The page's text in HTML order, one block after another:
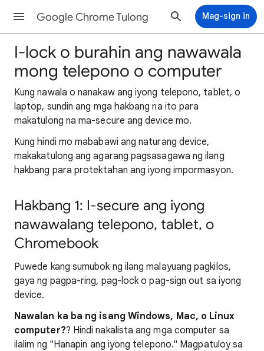
Google Chrome Tulong Mag-sign in
I-lock o burahin ang nawawala
mong telepono o computer
Kung nawala o nanakaw ang iyong telepono, tablet, o
laptop, sundin ang mga hakbang na ito para
makatulong na ma-secure ang device mo.
Kung hindi mo mababawi ang naturang device,
makakatulong ang agarang pagsasagawa ng ilang
hakbang para protektahan ang iyong impormasyon.
Hakbang 1: I-secure ang iyong
nawawalang telepono, tablet, o
Chromebook
Puwede kang sumubok ng ilang malayuang pagkilos,
gaya ng pagpa-ring, pag-lock o pag-sign out sa iyong
device.
Nawalan ka ba ng isang Windows, Mac, o Linux
computer?? Hindi nakalista ang mga computer sa
ilalim ng "Hanapin ang iyong telepono." Magpatuloy sa